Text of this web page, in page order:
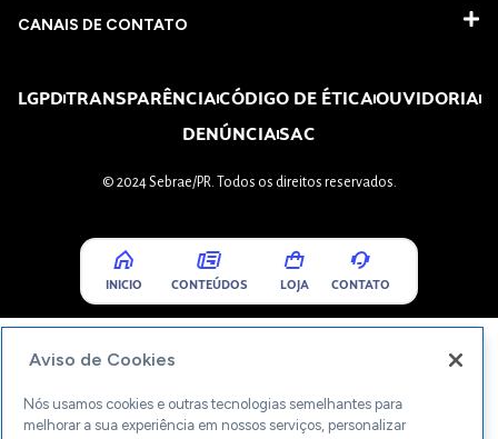
CANAIS DE CONTATO
LGPDTRANSPARÊNCIACÓDIGO DE ÉTICAOUVIDORIA
DENÚNCIASAC
© 2024 Sebrae/PR. Todos os direitos reservados.
INICIO CONTEÚDOS LOJA CONTATO
Aviso de Cookies
Nós usamos cookies e outras tecnologias semelhantes para
melhorar a sua experiência em nossos serviços, personalizar